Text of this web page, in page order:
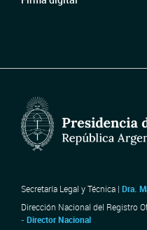
Secretaría Legal y Técnica | Dra.
Dirección Nacional del Registro
- Director Nacional